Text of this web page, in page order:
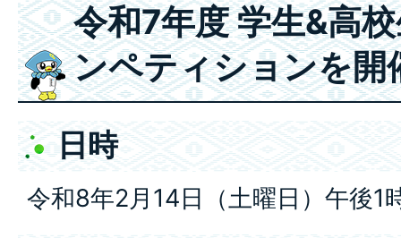
令和7年度 学生&高
ンペティションを開
日時
令和8年2月14日（土曜日）午後1